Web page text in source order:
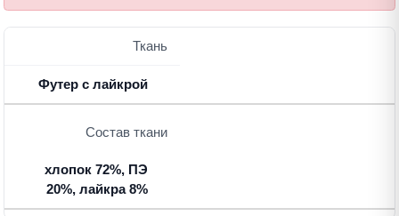
Ткань
Футер с лайкрой
Состав ткани
хлопок 72%, ПЭ
20%, лайкра 8%